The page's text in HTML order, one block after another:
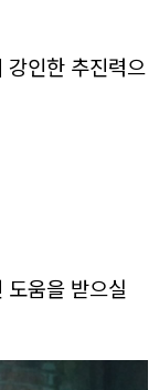
강인한 추진력으
도움을 받으실